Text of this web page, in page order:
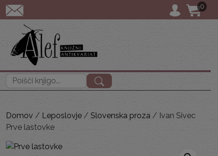
POŠTNINA:0
Išči:
Domov / Leposlovje / Slovenska proza / Ivan Sivec
Prve lastovke